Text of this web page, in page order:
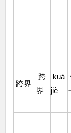
跨界
跨
界
kuà
jiè